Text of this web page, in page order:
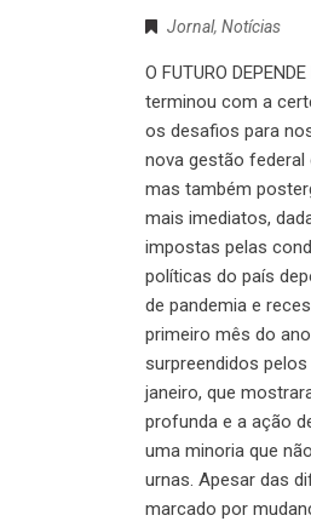
Jornal, Notícias
O FUTURO
terminou com a
os desafios para
nova gestão federal
mas também
mais imediatos,
impostas pelas
políticas do país
de pandemia e
primeiro mês do
surpreendidos
janeiro, que
profunda e a ação
uma minoria que
urnas. Apesar das
marcado por